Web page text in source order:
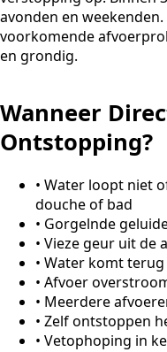
avonden en
voorkomende
en grondig.
Wanneer
Ontstopping?
• Water loopt niet
douche of bad
• Gorgelnde
• Vieze geur uit de
• Water komt
• Afvoer
• Meerdere
• Zelf ontstoppen
• Vetophoping in